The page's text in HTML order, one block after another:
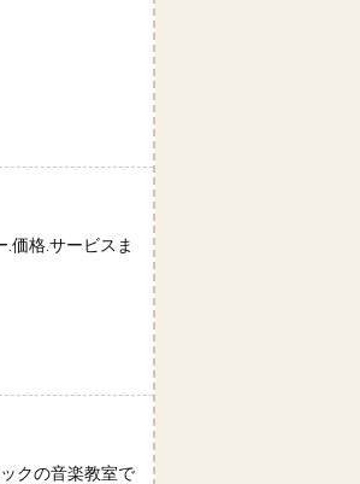
価格.サービスま
クの音楽教室で